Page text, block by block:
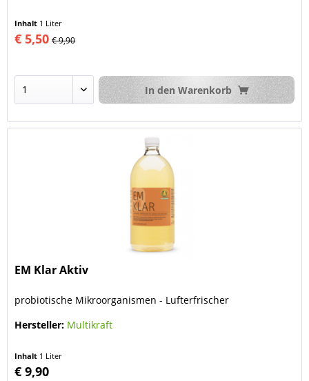
Inhalt 1 Liter
€ 5,50 € 9,90
In den Warenkorb
EM Klar Aktiv
probiotische Mikroorganismen - Lufterfrischer
Hersteller: Multikraft
Inhalt 1 Liter
€ 9,90